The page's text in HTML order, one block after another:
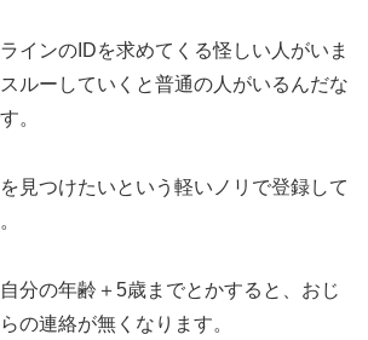
インのIDを求めてくる怪しい人がいま
ルーしていくと普通の人がいるんだな
。
見つけたいという軽いノリで登録して
分の年齢＋5歳までとかすると、おじ
の連絡が無くなります。